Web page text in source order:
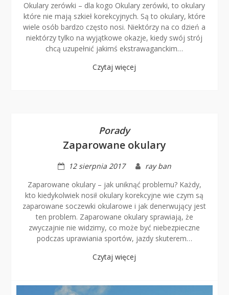
Okulary zerówki – dla kogo Okulary zerówki, to okulary
które nie mają szkieł korekcyjnych. Są to okulary, które
wiele osób bardzo często nosi. Niektórzy na co dzień a
niektórzy tylko na wyjątkowe okazje, kiedy swój strój
chcą uzupełnić jakimś ekstrawaganckim…
Czytaj więcej
Porady
Zaparowane okulary
12 sierpnia 2017
ray ban
Zaparowane okulary – jak uniknąć problemu? Każdy,
kto kiedykolwiek nosił okulary korekcyjne wie czym są
zaparowane soczewki okularowe i jak denerwujący jest
ten problem. Zaparowane okulary sprawiają, że
zwyczajnie nie widzimy, co może być niebezpieczne
podczas uprawiania sportów, jazdy skuterem…
Czytaj więcej